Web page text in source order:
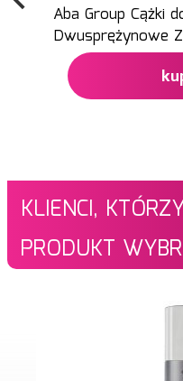
Aba Group Cążki
Dwusprężynowe
KLIENCI,
PRODUKT